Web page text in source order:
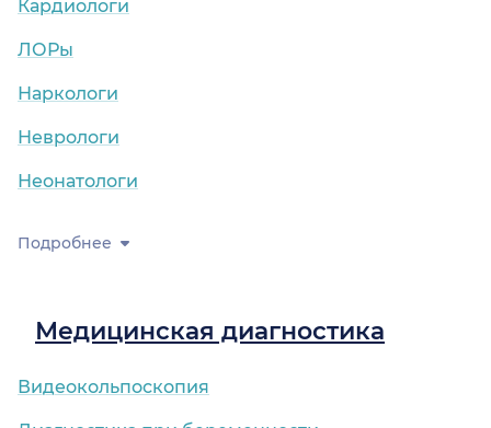
Кардиологи
ЛОРы
Наркологи
Неврологи
Неонатологи
Подробнее
Медицинская диагностика
Видеокольпоскопия